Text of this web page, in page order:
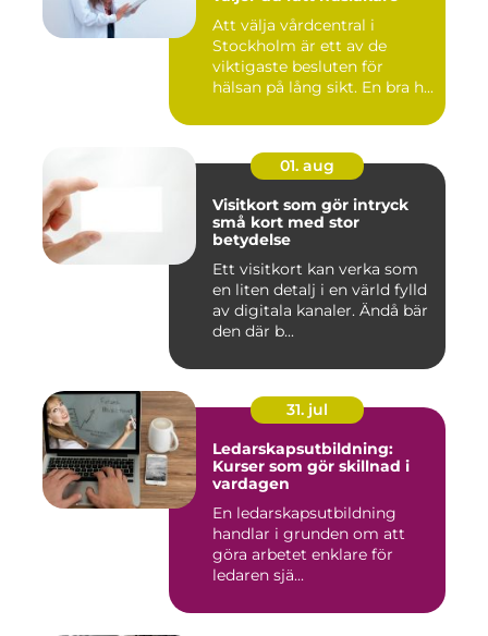
Att välja vårdcentral i
Stockholm är ett av de
viktigaste besluten för
hälsan på lång sikt. En bra h...
01. aug
Visitkort som gör intryck
små kort med stor
betydelse
Ett visitkort kan verka som
en liten detalj i en värld fylld
av digitala kanaler. Ändå bär
den där b...
31. jul
Ledarskapsutbildning:
Kurser som gör skillnad i
vardagen
En ledarskapsutbildning
handlar i grunden om att
göra arbetet enklare för
ledaren sjä...